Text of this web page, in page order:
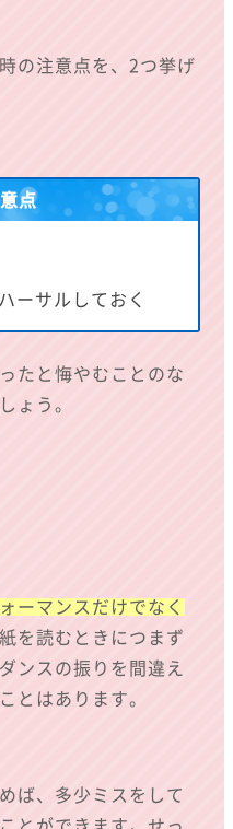
の注意点を、2つ挙げ
点
ーサルしておく
たと悔やむことのな
ょう。
ーマンスだけでなく
を読むときにつまず
ンスの振りを間違え
とはあります。
ば、多少ミスをして
とができます。せっ